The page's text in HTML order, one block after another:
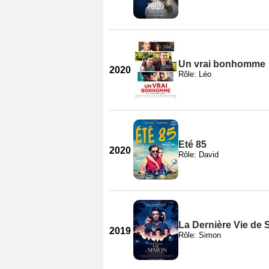
2020
Un vrai bonhomme
Rôle: Léo
2020
Eté 85
Rôle: David
2019
La Dernière Vie de
Rôle: Simon